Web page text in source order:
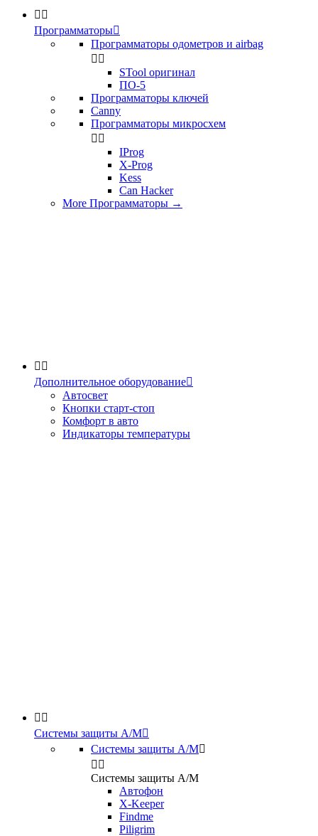
 
Программаторы
Программаторы одометров и airbag
 
STool оригинал
ПО-5
Программаторы ключей
Canny
Программаторы микросхем
 
IProg
X-Prog
Kess
Can Hacker
More Программаторы →
 
Дополнительное оборудование
Автосвет
Кнопки старт-стоп
Комфорт в авто
Индикаторы температуры
 
Системы защиты А/М
Системы защиты А/М
 
Системы защиты А/М
Автофон
X-Keeper
Findme
Piligrim